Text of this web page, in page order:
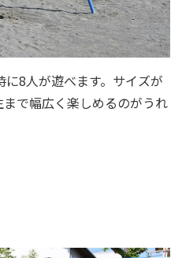
8人が遊べます。サイズが
で幅広く楽しめるのがうれ